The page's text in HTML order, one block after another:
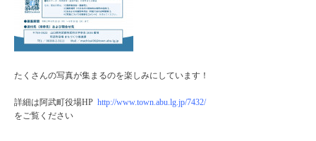
たくさんの写真が集まるのを楽しみにしています！
詳細は阿武町役場HP http://www.town.abu.lg.jp/7432/
をご覧ください